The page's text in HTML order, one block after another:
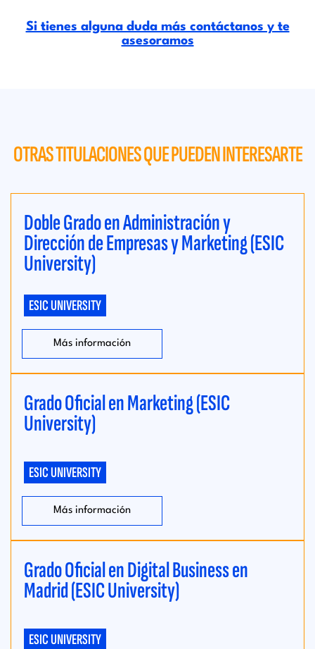
Si tienes alguna duda más contáctanos y te
asesoramos
OTRAS TITULACIONES QUE PUEDEN INTERESARTE
Doble Grado en Administración y
Dirección de Empresas y Marketing (ESIC
University)
ESIC UNIVERSITY
Más información
Grado Oficial en Marketing (ESIC
University)
ESIC UNIVERSITY
Más información
Grado Oficial en Digital Business en
Madrid (ESIC University)
ESIC UNIVERSITY